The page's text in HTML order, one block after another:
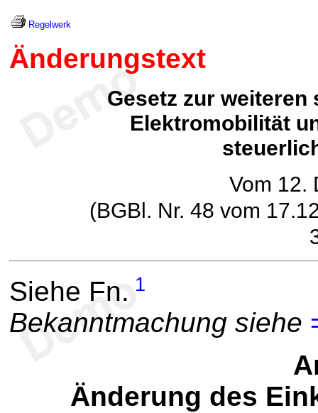
Regelwerk
Änderungstext
Gesetz zur
Elektromobilität
Vom 12.
(BGBl. Nr. 48 vom
Siehe Fn. 1
Bekanntmachung siehe
Änderung des